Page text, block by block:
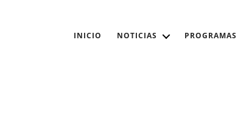
INICIO NOTICIAS PROGRAMAS